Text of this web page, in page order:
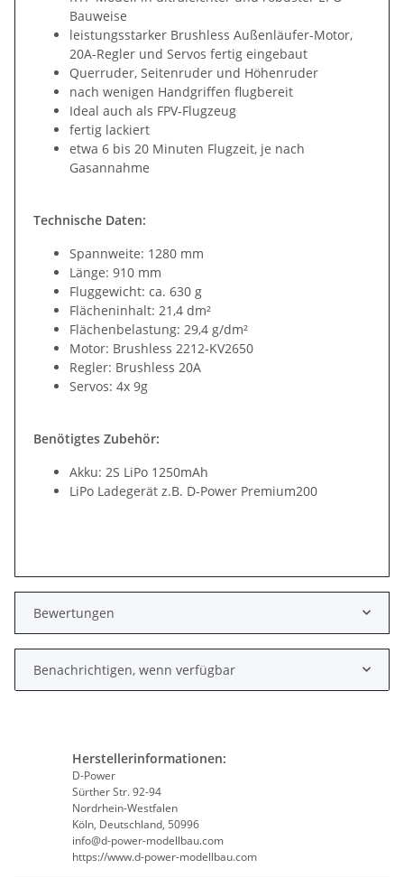
Bauweise
leistungsstarker Brushless Außenläufer-Motor,
20A-Regler und Servos fertig eingebaut
Querruder, Seitenruder und Höhenruder
nach wenigen Handgriffen flugbereit
Ideal auch als FPV-Flugzeug
fertig lackiert
etwa 6 bis 20 Minuten Flugzeit, je nach
Gasannahme
Technische Daten:
Spannweite: 1280 mm
Länge: 910 mm
Fluggewicht: ca. 630 g
Flächeninhalt: 21,4 dm²
Flächenbelastung: 29,4 g/dm²
Motor: Brushless 2212-KV2650
Regler: Brushless 20A
Servos: 4x 9g
Benötigtes Zubehör:
Akku: 2S LiPo 1250mAh
LiPo Ladegerät z.B. D-Power Premium200
Bewertungen
Benachrichtigen, wenn verfügbar
Herstellerinformationen:
D-Power
Sürther Str. 92-94
Nordrhein-Westfalen
Köln, Deutschland, 50996
info@d-power-modellbau.com
https://www.d-power-modellbau.com